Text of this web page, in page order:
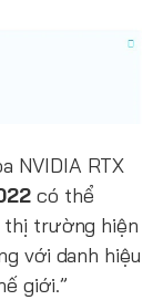
NVIDIA RTX
có thể
trường hiện
với danh hiệu
giới.”